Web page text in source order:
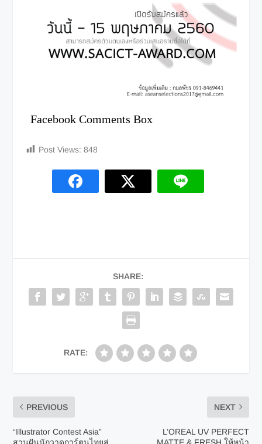
Facebook Comments Box
Post Views: 848
SHARE:
RATE:
PREVIOUS
“Illustrator Contest Asia”
สานฝันนักวาดการ์ตูนไทยสู่
NEXT
L’OREAL UV PERFECT
MATTE & FRESH ให้หน้า